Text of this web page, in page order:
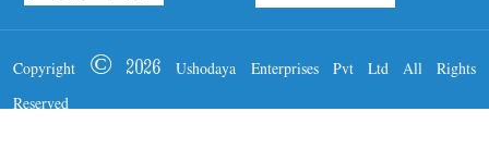
Copyright © 2026 Ushodaya Enterprises Pvt Ltd All Rights
Reserved